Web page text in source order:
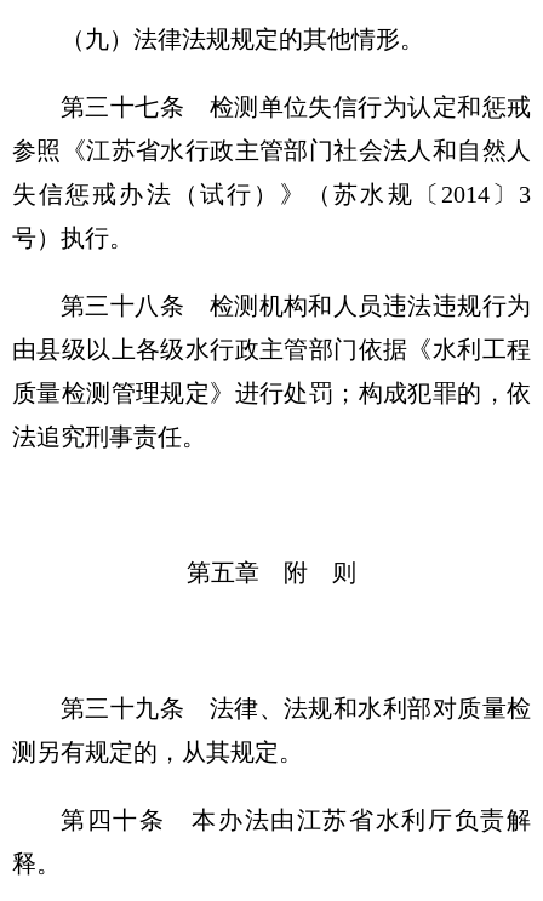
（九）法律法规规定的其他情形。
第三十七条 检测单位失信行为认定和惩戒
参照《江苏省水行政主管部门社会法人和自然人
失信惩戒办法（试行）》（苏水规〔2014〕3
号）执行。
第三十八条 检测机构和人员违法违规行为
由县级以上各级水行政主管部门依据《水利工程
质量检测管理规定》进行处罚；构成犯罪的，依
法追究刑事责任。
第五章 附 则
第三十九条 法律、法规和水利部对质量检
测另有规定的，从其规定。
第四十条
本办法由江苏省水利厅负责解
释。